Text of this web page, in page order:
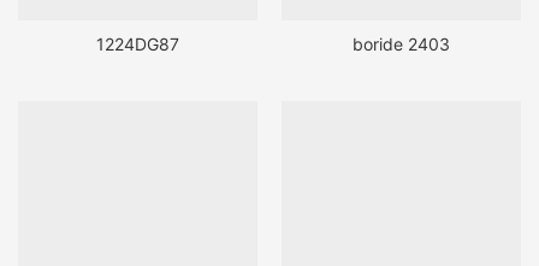
1224DG87 boride 2403